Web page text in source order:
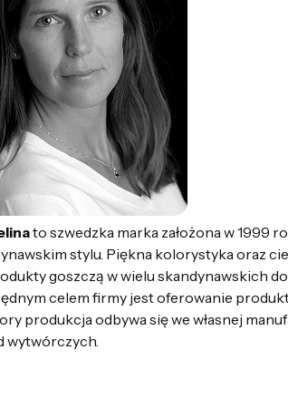
to szwedzka marka założona w 1999
stylu. Piękna kolorystyka oraz
goszczą w wielu skandynawskich
celem firmy jest oferowanie
produkcja odbywa się we własnej
wytwórczych.